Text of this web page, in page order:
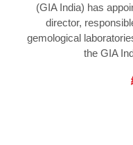
(GIA India) has
director,
gemological
the GIA